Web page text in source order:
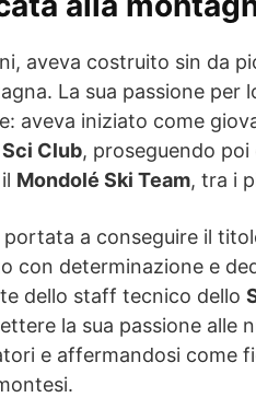
aveva costruito sin da
La sua passione per
aveva iniziato come
Club, proseguendo poi
Mondolé Ski Team, tra i
portata a conseguire il
con determinazione e
dello staff tecnico dello
la sua passione alle
e affermandosi come